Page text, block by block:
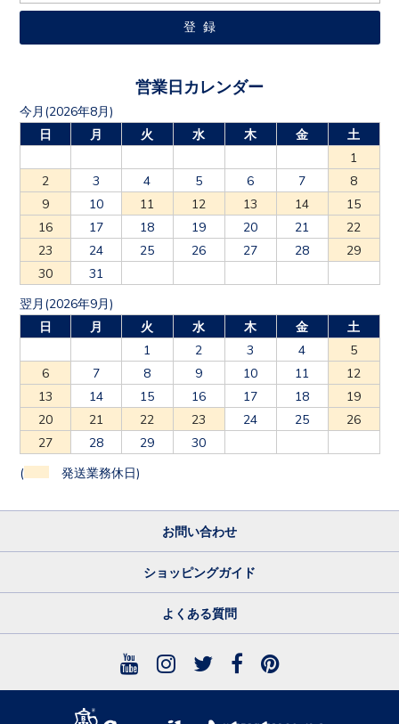
営業日カレンダー
今月(2026年8月)
日
月 火 水 木 金
土
1
2
3 4 5 6 7
8
9
10 11 12 13 14
15
16
17 18 19 20 21
22
23
24 25 26 27 28
29
30
31
翌月(2026年9月)
日
月 火 水 木 金
土
1
2 3 4
5
6
7 8 9 10 11
12
13
14 15 16 17 18
19
20
21 22 23 24 25
26
27
28 29 30
( 発送業務休日)
お問い合わせ
ショッピングガイド
よくある質問